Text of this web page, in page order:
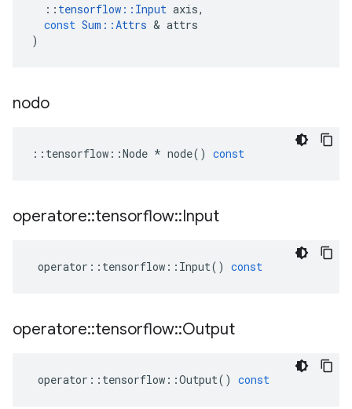
:: tensorflow :: Input axis,
const Sum ::Attrs & attrs
)
nodo
:: tensorflow ::Node * node() const
operatore::tensorflow::Input
operator :: tensorflow :: Input() const
operatore::tensorflow::Output
operator :: tensorflow ::Output() const